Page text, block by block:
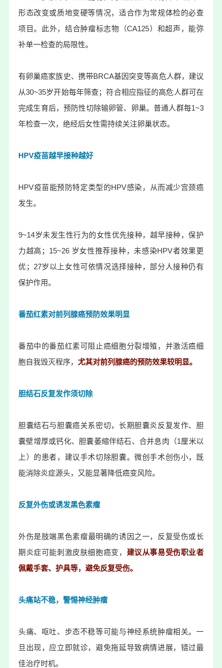
形态改变或质地变硬等情况，适合作为常规体检的必查
项目。此外，结合肿瘤标志物（CA125）和超声，能弥
补单一检查的局限性。
有卵巢癌家族史、携带BRCA基因突变等高危人群，建议
从30~35岁开始每年筛查；符合相应指征的高危人群可在
完成生育后，预防性切除输卵管、卵巢。普通人群每1~3
年检查一次，绝经后女性需持续关注卵巢状态。
HPV疫苗越早接种越好
HPV疫苗能预防特定类型的HPV感染，从而减少宫颈癌
发生。
9~14岁未发生性行为的女性优先接种，越早接种，保护
力越高；15~26 岁女性推荐接种，未感染HPV者效果更
优；27岁以上女性可依情况选择接种，部分人接种仍有
保护作用。
番茄红素对前列腺癌预防效果明显
番茄中的番茄红素可阻止癌细胞分裂增殖，并激活癌细
胞自我毁灭程序，尤其对前列腺癌的预防效果较明显。
胆结石反复发作须切除
胆囊结石与胆囊癌关系密切，长期胆囊炎反复发作、胆
囊壁增厚或钙化、胆囊萎缩伴结石、合并息肉（1厘米以
上）的患者，建议手术切除胆囊。微创手术创伤小，既
能消除炎症源头，又能显著降低癌变风险。
反复外伤或诱发黑色素瘤
外伤是肢端黑色素瘤最明确的诱因之一，反复受伤或长
期炎症可能刺激皮肤细胞癌变， 建议从事易受伤职业者
佩戴手套、护具等，避免反复受伤。
头痛站不稳，警惕神经肿瘤
头痛、呕吐、步态不稳等可能与神经系统肿瘤相关。一
旦出现，应立即就诊，避免拖延导致病情进展，错过最
佳治疗时机。